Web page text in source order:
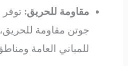
مقاومة للحريق:
جوتن مقاومة
للمباني العامة